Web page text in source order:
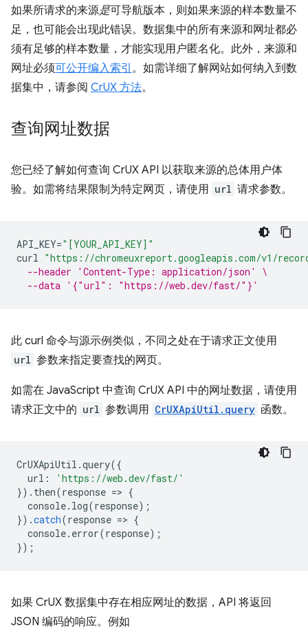
如果所请求的来源是可导航版本，则如果来源的样本数量不
足，也可能会出现此错误。数据集中的所有来源和网址都必
须有足够的样本数量，才能实现用户匿名化。此外，来源和
网址必须可公开编入索引 。如需详细了解网站如何纳入到数
据集中，请参阅 CrUX 方法。
查询网址数据
您已经了解如何查询 CrUX API 以获取来源的总体用户体
验。如需将结果限制为特定网页，请使用 url 请求参数。
API_KEY="[YOUR_API_KEY]"
curl "https://chromeuxreport.googleapis.com/v1/
--header 'Content-Type: application/json' \
--data '{"url": "https://web.dev/fast/"}'
此 curl 命令与源示例类似，不同之处在于请求正文使用
url 参数来指定要查找的网页。
如需在 JavaScript 中查询 CrUX API 中的网址数据，请使用
请求正文中的 url 参数调用 CrUXApiUtil.query 函数。
CrUXApiUtil .query({
url :
'https://web.dev/fast/'
}). then(response => {
console. log(response);
}).catch(response => {
console. error(response);
});
如果 CrUX 数据集中存在相应网址的数据，API 将返回
JSON 编码的响应。例如